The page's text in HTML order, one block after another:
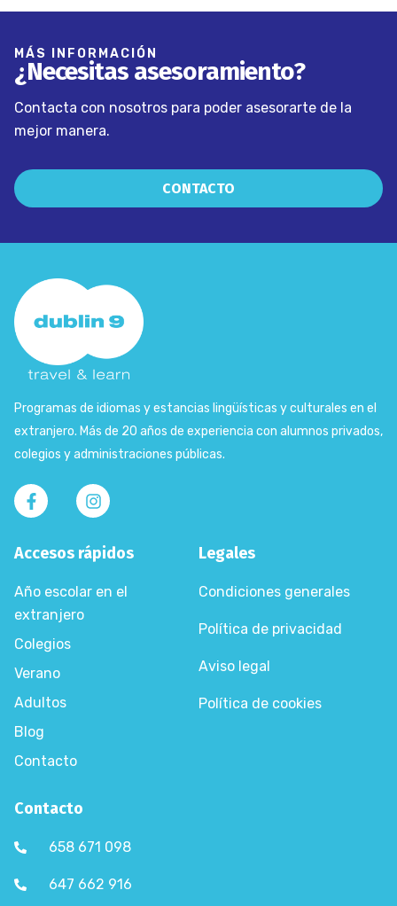
MÁS INFORMACIÓN
¿Necesitas asesoramiento?
Contacta con nosotros para poder asesorarte de la
mejor manera.
CONTACTO
Programas de idiomas y estancias lingüísticas y culturales en el
extranjero. Más de 20 años de experiencia con alumnos privados,
colegios y administraciones públicas.
Accesos rápidos
Año escolar en el
extranjero
Colegios
Verano
Adultos
Blog
Contacto
Legales
Condiciones generales
Política de privacidad
Aviso legal
Política de cookies
Contacto
658 671 098
647 662 916